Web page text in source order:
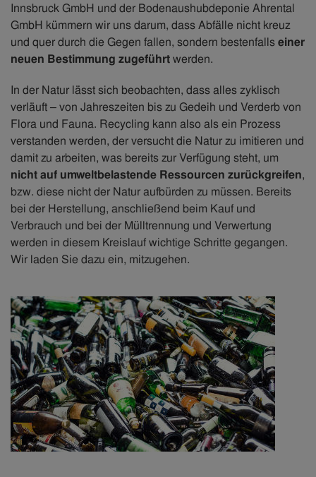
Innsbruck GmbH und der Bodenaushubdeponie Ahrental
GmbH kümmern wir uns darum, dass Abfälle nicht kreuz
und quer durch die Gegen fallen, sondern bestenfallseiner
neuen Bestimmung zugeführtwerden.
In der Natur lässt sich beobachten, dass alles zyklisch
verläuft – von Jahreszeiten bis zu Gedeih und Verderb von
Flora und Fauna. Recycling kann also als ein Prozess
verstanden werden, der versucht die Natur zu imitieren und
damit zu arbeiten, was bereits zur Verfügung steht, um
nicht auf umweltbelastende Ressourcen zurückgreifen,
bzw. diese nicht der Natur aufbürden zu müssen. Bereits
bei der Herstellung, anschließend beim Kauf und
Verbrauch und bei der Mülltrennung und Verwertung
werden in diesem Kreislauf wichtige Schritte gegangen.
Wir laden Sie dazu ein, mitzugehen.